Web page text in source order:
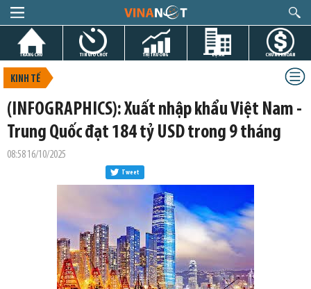
TRANG CHỦ TIN GIỜ CHÓT THỊ TRƯỜNG DỰ ÁN CHỨNG KHOÁN
KINH TẾ
(INFOGRAPHICS): Xuất nhập khẩu Việt Nam -
Trung Quốc đạt 184 tỷ USD trong 9 tháng
08:58 16/10/2025
Tweet